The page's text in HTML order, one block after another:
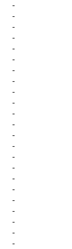
-
-
-
-
-
-
-
-
-
-
-
-
-
-
-
-
-
-
-
-
-
-
-